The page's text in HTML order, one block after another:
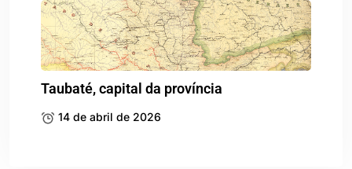
Taubaté, capital da província
14 de abril de 2026